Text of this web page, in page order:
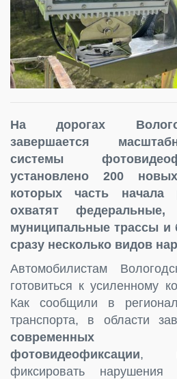
На дорогах
завершается
системы
установлено 200
которых часть начала
охватят
муниципальные трассы и
сразу несколько видов
Автомобилистам
готовиться к усиленному
Как сообщили в
транспорта, в области
современных
фотовидеофиксации,
фиксировать нарушения